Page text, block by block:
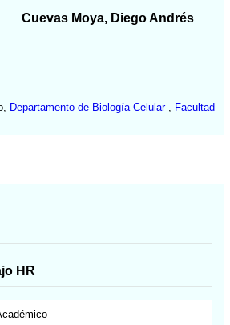
Cuevas Moya, Diego Andrés
Departamento de Biología Celular
Facultad
HR